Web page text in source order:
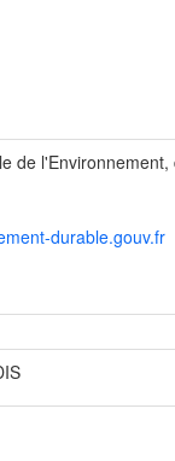
de
durable.gouv.fr